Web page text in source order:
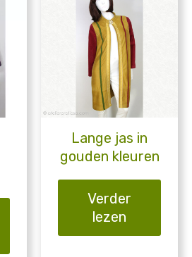
Lange jas in
gouden kleuren
Verder
lezen